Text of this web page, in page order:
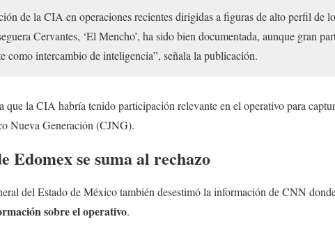
de la CIA en operaciones recientes dirigidas a figuras de alto perfil de
Cervantes, ‘El Mencho’, ha sido bien documentada, aunque gran
como intercambio de inteligencia”, señala la publicación.
que la CIA habría tenido participación relevante en el operativo para
Nueva Generación (CJNG).
Edomex se suma al rechazo
del Estado de México también desestimó la información de CNN
sobre el operativo.